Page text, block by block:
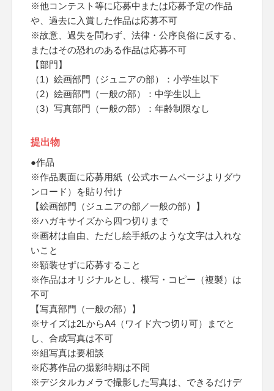
※他コンテスト等に応募中または応募予定の作品
や、過去に入賞した作品は応募不可
※故意、過失を問わず、法律・公序良俗に反する、
またはその恐れのある作品は応募不可
【部門】
（1）絵画部門（ジュニアの部）：小学生以下
（2）絵画部門（一般の部）：中学生以上
（3）写真部門（一般の部）：年齢制限なし
提出物
●作品
※作品裏面に応募用紙（公式ホームページよりダウ
ンロード）を貼り付け
【絵画部門（ジュニアの部／一般の部）】
※ハガキサイズから四つ切りまで
※画材は自由、ただし絵手紙のような文字は入れな
いこと
※額装せずに応募すること
※作品はオリジナルとし、模写・コピー（複製）は
不可
【写真部門（一般の部）】
※サイズは2LからA4（ワイド六つ切り可）までと
し、合成写真は不可
※組写真は要相談
※応募作品の撮影時期は不問
※デジタルカメラで撮影した写真は、できるだけデ